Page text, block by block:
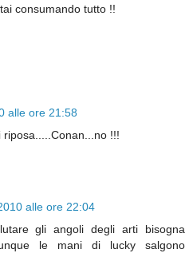
consumando tutto !!
alle ore 21:58
!!!
alle ore 22:04
gli angoli degli arti bisogna
le mani di lucky salgono